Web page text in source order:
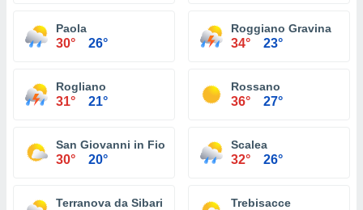
Paola
30° 26°
Roggiano Gravina
34° 23°
Rogliano
31° 21°
Rossano
36° 27°
San Giovanni in Fiore
30° 20°
Scalea
32° 26°
Terranova da Sibari Trebisacce